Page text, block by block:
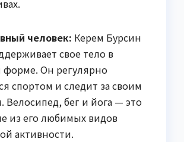
человек: Керем Бурсин
свое тело в
форме. Он регулярно
спортом и следит за своим
Велосипед, бег и йога — это
из его любимых видов
активности.